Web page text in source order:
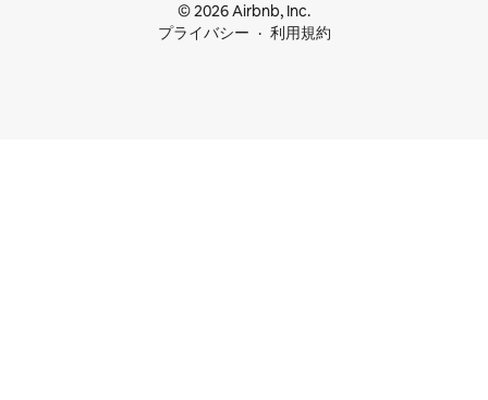
© 2026 Airbnb, Inc.
プライバシー
利用規約